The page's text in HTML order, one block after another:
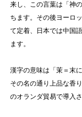
来し、この言葉は「神
ちます。その後ヨーロ
て定着、日本では中国
ます。
漢字の意味は「茉＝末
その名の通り上品な香
のオランダ貿易で導入